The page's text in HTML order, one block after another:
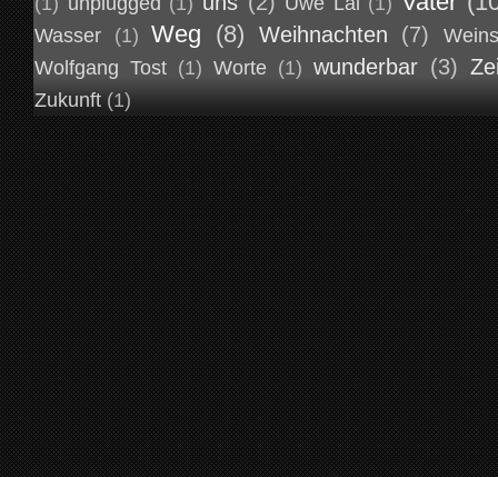
Wasser (1) Weg (8) Weihnachten (7)
Wolfgang Tost (1) Worte (1) wunderbar (3)
Zukunft (1)